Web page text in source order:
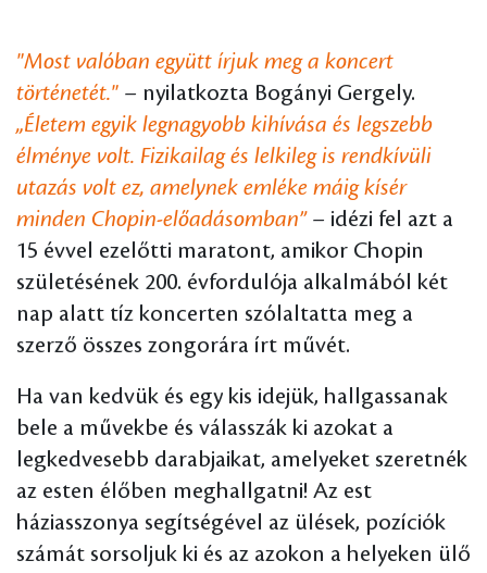
"Most valóban együtt írjuk meg a koncert
történetét." – nyilatkozta Bogányi Gergely.
„Életem egyik legnagyobb kihívása és legszebb
élménye volt. Fizikailag és lelkileg is rendkívüli
utazás volt ez, amelynek emléke máig kísér
minden Chopin-előadásomban” – idézi fel azt a
15 évvel ezelőtti maratont, amikor Chopin
születésének 200. évfordulója alkalmából két
nap alatt tíz koncerten szólaltatta meg a
szerző összes zongorára írt művét.
Ha van kedvük és egy kis idejük, hallgassanak
bele a művekbe és válasszák ki azokat a
legkedvesebb darabjaikat, amelyeket szeretnék
az esten élőben meghallgatni! Az est
háziasszonya segítségével az ülések, pozíciók
számát sorsoljuk ki és az azokon a helyeken ülő